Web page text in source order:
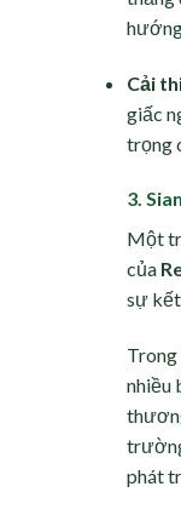
Cải
giấc
trọng
3.
Một
của
sự
Trong
nhiều
phát